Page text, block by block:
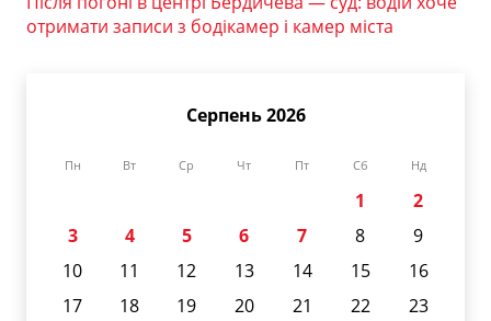
отримати записи з бодікамер і камер міста
Серпень 2026
Пн Вт Ср Чт Пт Сб Нд
1
2
3
4 5 6 7 8
9
10
11 12 13 14 15
16
17
18 19 20 21 22
23